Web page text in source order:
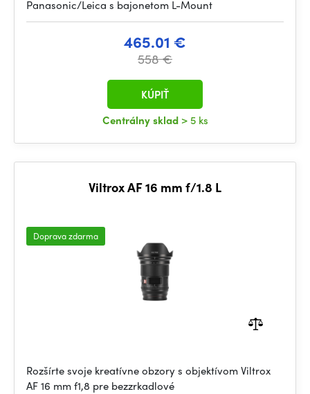
Panasonic/Leica s bajonetom L-Mount
465.01 €
558 €
Centrálny sklad > 5 ks
KÚPIŤ
Viltrox AF 16 mm f/1.8 L
Doprava zdarma
Rozšírte svoje kreatívne obzory s objektívom Viltrox
AF 16 mm f1,8 pre bezzrkadlové